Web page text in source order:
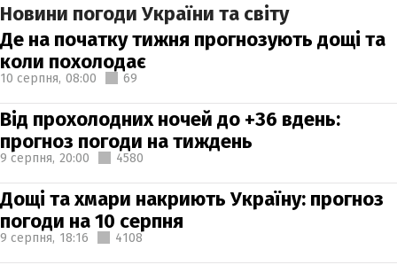
Новини погоди України та світу
Де на початку тижня прогнозують дощі та
коли похолодає
10 серпня, 08:00 69
Від прохолодних ночей до +36 вдень:
прогноз погоди на тиждень
9 серпня, 20:00 4580
Дощі та хмари накриють Україну: прогноз
погоди на 10 серпня
9 серпня, 18:16 4108